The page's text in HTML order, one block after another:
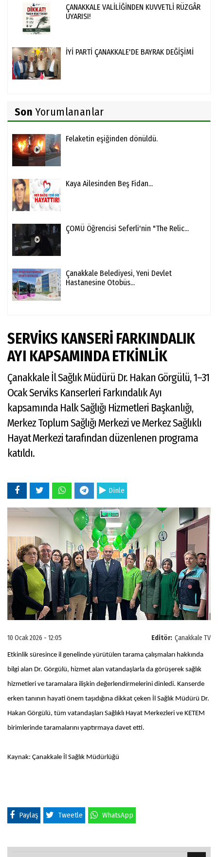
ÇANAKKALE VALİLİĞİNDEN KUVVETLİ RÜZGÂR
UYARISI!
İYİ PARTİ ÇANAKKALE'DE BAYRAK DEĞİŞİMİ
Son Yorumlananlar
Felaketin eşiğinden dönüldü.
Kaya Ailesinden Beş Fidan...
ÇOMÜ Öğrencisi Seferli'nin "The Relic...
Çanakkale Belediyesi, Yeni Devlet
Hastanesine Otobüs...
SERVİKS KANSERİ FARKINDALIK
AYI KAPSAMINDA ETKİNLİK
Çanakkale İl Sağlık Müdürü Dr. Hakan Görgülü, 1–31
Ocak Serviks Kanserleri Farkındalık Ayı
kapsamında Halk Sağlığı Hizmetleri Başkanlığı,
Merkez Toplum Sağlığı Merkezi ve Merkez Sağlıklı
Hayat Merkezi tarafından düzenlenen programa
katıldı.
Dinle
Editör: Çanakkale TV
10 Ocak 2026 - 12:05
Etkinlik süresince il genelinde yürütülen tarama çalışmaları hakkında
bilgi alan Dr. Görgülü, hizmet alan vatandaşlarla da görüşerek sağlık
hizmetleri ve taramalara ilişkin değerlendirmelerini dinledi. Kanserde
erken tanının hayati önem taşıdığına dikkat çeken İl Sağlık Müdürü Dr.
Hakan Görgülü, tüm vatandaşları Sağlıklı Hayat Merkezleri ve KETEM
birimlerinde taramalarını yaptırmaya davet etti.
Kaynak: Çanakkale İl Sağlık Müdürlüğü
Paylaş Tweetle WhatsApp